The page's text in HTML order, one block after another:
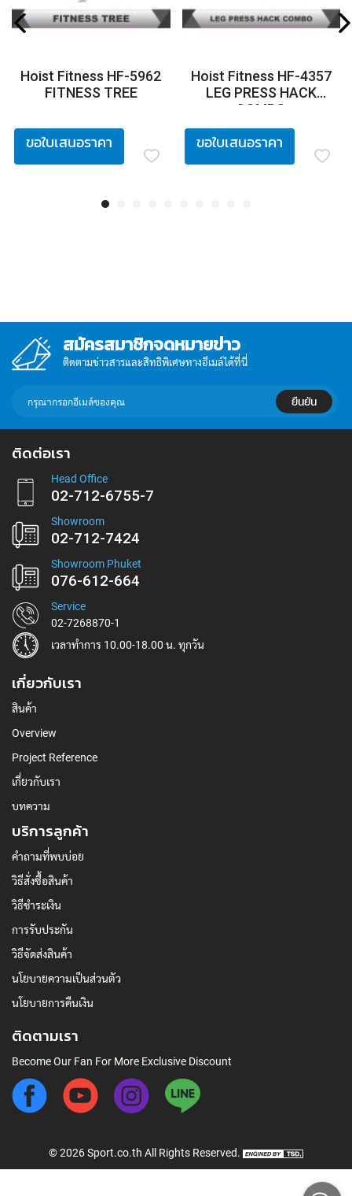
Hoist Fitness HF-5962
FITNESS TREE
ขอใบเสนอราคา
Hoist Fitness HF-4357
LEG PRESS HACK
COMBO
ขอใบเสนอราคา
สมัครสมาชิกจดหมายข่าว
ติดตามข่าวสารและสิทธิพิเศษทางอีเมล์ได้ที่นี่
อีเมล์
รับ
ยืนยัน
ติดต่อเรา
Head Office
02-712-6755-7
Showroom
02-712-7424
Showroom Phuket
076-612-664
Service
02-7268870-1
เวลาทำการ 10.00-18.00 น. ทุกวัน
เกี่ยวกับเรา
สินค้า
Overview
Project Reference
เกี่ยวกับเรา
บทความ
บริการลูกค้า
คำถามที่พบบ่อย
วิธีสั่งซื้อสินค้า
วิธีชำระเงิน
การรับประกัน
วิธีจัดส่งสินค้า
นโยบายความเป็นส่วนตัว
นโยบายการคืนเงิน
ติดตามเรา
Become Our Fan For More Exclusive Discount
©2026Sport.co.th All Rights Reserved.